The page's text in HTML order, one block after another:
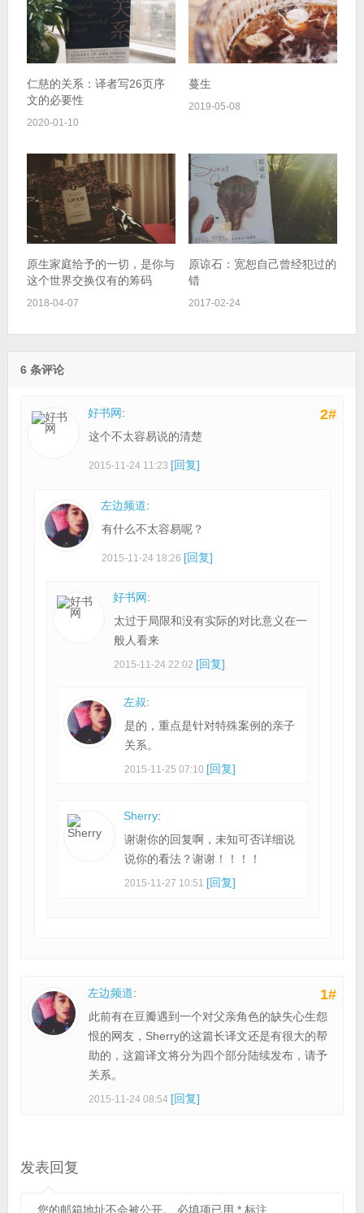
仁慈的关系：译者写26页序
文的必要性
2020-01-10
蔓生
2019-05-08
原生家庭给予的一切，是你与
这个世界交换仅有的筹码
2018-04-07
原谅石：宽恕自己曾经犯过的
错
2017-02-24
6 条评论
2#
好书网:
这个不太容易说的清楚
2015-11-24 11:23 [回复]
左边频道:
有什么不太容易呢？
2015-11-24 18:26 [回复]
好书网:
太过于局限和没有实际的对比意义在一
般人看来
2015-11-24 22:02 [回复]
左叔:
是的，重点是针对特殊案例的亲子
关系。
2015-11-25 07:10 [回复]
Sherry:
谢谢你的回复啊，未知可否详细说
说你的看法？谢谢！！！！
2015-11-27 10:51 [回复]
1#
左边频道:
此前有在豆瓣遇到一个对父亲角色的缺失心生怨
恨的网友，Sherry的这篇长译文还是有很大的帮
助的，这篇译文将分为四个部分陆续发布，请予
关系。
2015-11-24 08:54 [回复]
发表回复
您的邮箱地址不会被公开。 必填项已用 *标注